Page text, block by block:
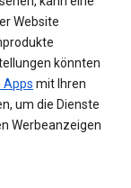
Website
könnten
Apps mit Ihren
um die Dienste
Werbeanzeigen